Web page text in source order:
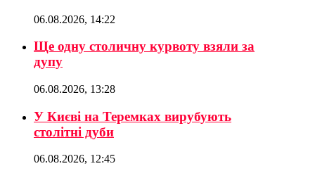
06.08.2026, 14:22
Ще одну столичну курвоту взяли за
дупу
06.08.2026, 13:28
У Києві на Теремках вирубують
столітні дуби
06.08.2026, 12:45